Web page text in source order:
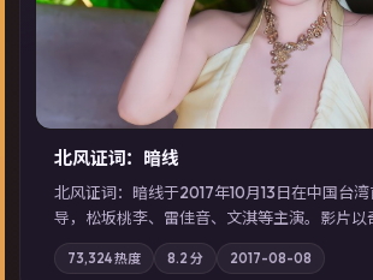
北风证词：暗线
北风证词：暗线于2017年10月13日在中国台
导，松坂桃李、雷佳音、文淇等主演。影片以
旧案重提，真相与谎言在同一条时间线上交锋
地域气质；站内亦可通过「国产免费观看高清
73,324热度 8.2 分 2017-08-08